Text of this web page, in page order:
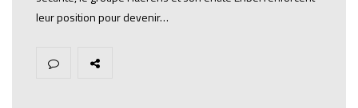
leur position pour devenir…